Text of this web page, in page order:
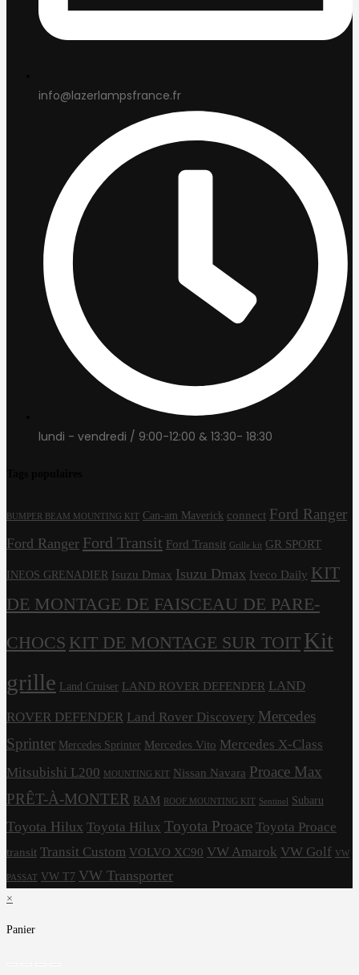
info@lazerlampsfrance.fr
lundi - vendredi / 9:00-12:00 & 13:30- 18:30
BUMPER BEAM MOUNTING KIT Can-am Maverick connect Ford Ranger
Ford Ranger Ford Transit Ford Transit Grille kit GR SPORT
INEOS GRENADIER Isuzu Dmax Isuzu Dmax Iveco Daily KIT
DE MONTAGE DE FAISCEAU DE PARE-
CHOCS KIT DE MONTAGE SUR TOIT Kit
grille Land Cruiser LAND ROVER DEFENDER LAND
ROVER DEFENDER Land Rover Discovery Mercedes
Sprinter Mercedes Sprinter Mercedes Vito Mercedes X-Class
Mitsubishi L200
MOUNTING KIT Nissan Navara Proace Max
PRÊT-À-MONTER RAM ROOF MOUNTING KIT Sentinel Subaru
Toyota Hilux Toyota Hilux Toyota Proace Toyota Proace
transit Transit Custom VOLVO XC90 VW Amarok VW Golf VW
PASSAT VW T7 VW Transporter
×
Panier